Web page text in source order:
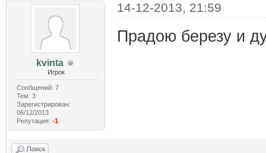
kvinta
Игрок
Сообщений: 7
Тем: 3
Зарегистрирован:
06/12/2013
Репутация: -1
14-12-2013, 21:59
Прадою березу и
Поиск